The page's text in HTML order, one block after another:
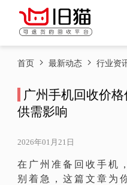
首页 最新动态 行业资
广州手机回收价
供需影响
2026年01月21日
在广州准备回收手机
别着急，这篇文章为